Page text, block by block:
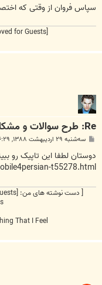
سپاس فروان از وقتی که
for Guests]
Re: طرح سوالات و مشکلات در مورد ساخت انجمن
پ
ت
سه‌شنبه ۲۹ اردیبهشت ۱۳۸۸, ۶:۲۹ ب.ظ
دوستان لطفا این تاپیک رو
t55278.html
[ دست نوشته های من:
That I Feel